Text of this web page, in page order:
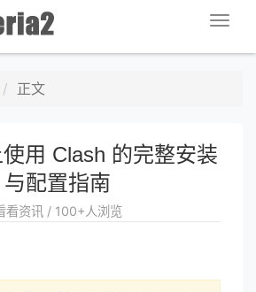
正文
用 Clash 的完整安装
与配置指南
看资讯 / 100+人浏览